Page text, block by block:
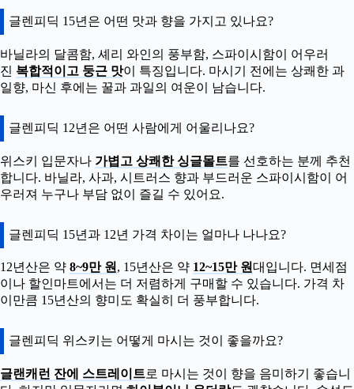
글렌피딕 15년은 어떤 맛과 향을 가지고 있나요?
바닐라의 달콤함, 셰리 와인의 풍부함, 스파이시함이 어우러
진 복합적이고 둥근 맛이 특징입니다. 마시기 전에는 상쾌한 과
일향, 마신 후에는 꿀과 과일의 여운이 남습니다.
글렌피딕 12년은 어떤 사람에게 어울리나요?
위스키 입문자나 가볍고 상쾌한 싱글몰트를 선호하는 분께 추천
합니다. 바닐라, 사과, 시트러스 향과 부드러운 스파이시함이 어
우러져 누구나 부담 없이 즐길 수 있어요.
글렌피딕 15년과 12년 가격 차이는 얼마나 나나요?
12년산은 약 8~9만 원 , 15년산은 약 12~15만 원대입니다. 면세점
이나 할인마트에서는 더 저렴하게 구매할 수 있습니다. 가격 차
이만큼 15년산의 향미도 확실히 더 풍부합니다.
글렌피딕 위스키는 어떻게 마시는 것이 좋을까요?
글랜캐런 잔에 스트레이트로 마시는 것이 향을 음미하기 좋습니